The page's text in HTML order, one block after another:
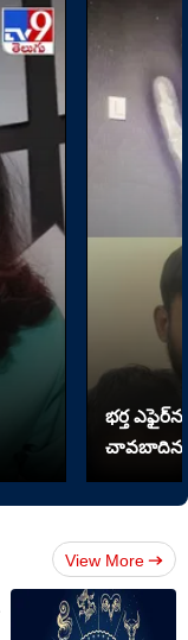
భర్త
చావబాదిన
View More